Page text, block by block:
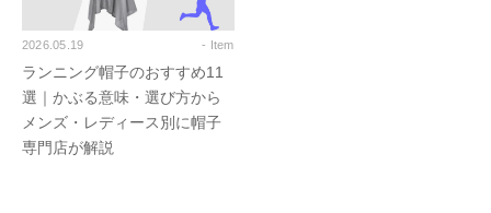
2026.05.19 - Item
ランニング帽子のおすすめ11
選｜かぶる意味・選び方から
メンズ・レディース別に帽子
専門店が解説